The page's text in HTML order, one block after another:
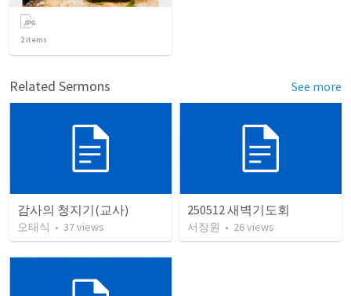
2items
Related Sermons See more
감사의 청지기(교사)
오태식 • 37views
250512 새벽기도회
서장원 • 26views